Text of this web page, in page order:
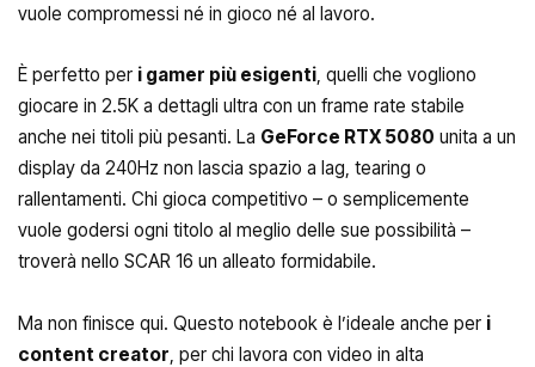
vuole compromessi né in gioco né al lavoro.
È perfetto per i gamer più esigenti, quelli che vogliono
giocare in 2.5K a dettagli ultra con un frame rate stabile
anche nei titoli più pesanti. La GeForce RTX 5080 unita a un
display da 240Hz non lascia spazio a lag, tearing o
rallentamenti. Chi gioca competitivo – o semplicemente
vuole godersi ogni titolo al meglio delle sue possibilità –
troverà nello SCAR 16 un alleato formidabile.
Ma non finisce qui. Questo notebook è l’ideale anche per i
content creator , per chi lavora con video in alta